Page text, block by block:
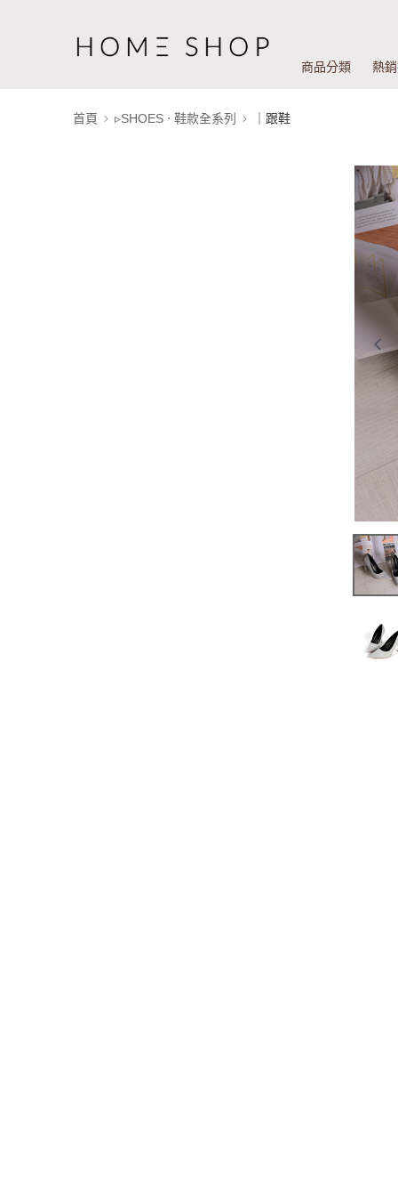
商品分類 熱
首頁 ▹SHOES ‧ 鞋款全系列 ｜跟鞋